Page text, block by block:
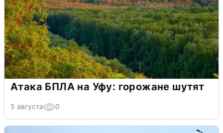
Атака БПЛА на Уфу: горожане шутят
5 августа 0